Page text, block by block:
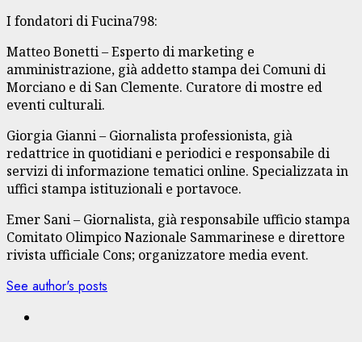
I fondatori di Fucina798:
Matteo Bonetti – Esperto di marketing e
amministrazione, già addetto stampa dei Comuni di
Morciano e di San Clemente. Curatore di mostre ed
eventi culturali.
Giorgia Gianni – Giornalista professionista, già
redattrice in quotidiani e periodici e responsabile di
servizi di informazione tematici online. Specializzata in
uffici stampa istituzionali e portavoce.
Emer Sani – Giornalista, già responsabile ufficio stampa
Comitato Olimpico Nazionale Sammarinese e direttore
rivista ufficiale Cons; organizzatore media event.
See author's posts